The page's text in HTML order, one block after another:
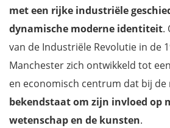
met een rijke industriële
dynamische moderne identiteit.
van de Industriële Revolutie in de
Manchester zich ontwikkeld tot
en economisch centrum dat bij de
bekendstaat om zijn invloed op
wetenschap en de kunsten.